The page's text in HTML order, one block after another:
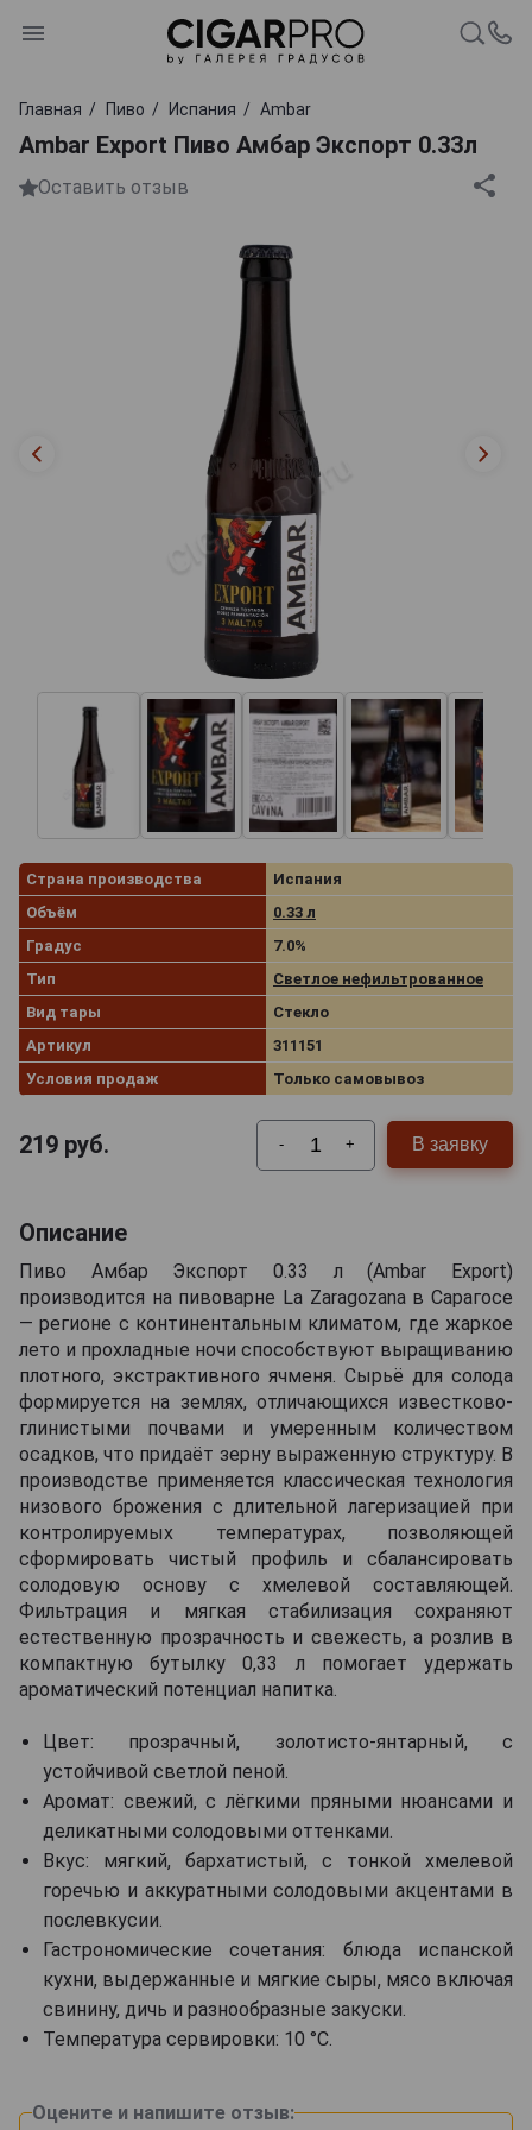
Главная Пиво Испания Ambar
Ambar Export Пиво Амбар Экспорт 0.33л
Оставить отзыв
Страна производства
Испания
Объём
0.33 л
Градус
7.0%
Тип
Светлое нефильтрованное
Вид тары
Стекло
Артикул
311151
Условия продаж
Только самовывоз
219 руб. - + В заявку
Описание
Пиво Амбар Экспорт 0.33 л (Ambar Export)
производится на пивоварне La Zaragozana в Сарагосе
— регионе с континентальным климатом, где жаркое
лето и прохладные ночи способствуют выращиванию
плотного, экстрактивного ячменя. Сырьё для солода
формируется на землях, отличающихся известково-
глинистыми почвами и умеренным количеством
осадков, что придаёт зерну выраженную структуру. В
производстве применяется классическая технология
низового брожения с длительной лагеризацией при
контролируемых температурах, позволяющей
сформировать чистый профиль и сбалансировать
солодовую основу с хмелевой составляющей.
Фильтрация и мягкая стабилизация сохраняют
естественную прозрачность и свежесть, а розлив в
компактную бутылку 0,33 л помогает удержать
ароматический потенциал напитка.
Цвет: прозрачный, золотисто-янтарный, с
устойчивой светлой пеной.
Аромат: свежий, с лёгкими пряными нюансами и
деликатными солодовыми оттенками.
Вкус: мягкий, бархатистый, с тонкой хмелевой
горечью и аккуратными солодовыми акцентами в
послевкусии.
Гастрономические сочетания: блюда испанской
кухни, выдержанные и мягкие сыры, мясо включая
свинину, дичь и разнообразные закуски.
Температура сервировки: 10 °C.
Оцените и напишите отзыв: